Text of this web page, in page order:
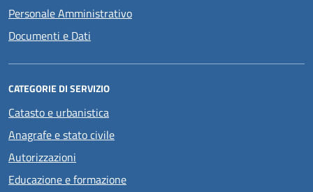
Personale Amministrativo
Documenti e Dati
CATEGORIE DI SERVIZIO
Catasto e urbanistica
Anagrafe e stato civile
Autorizzazioni
Educazione e formazione